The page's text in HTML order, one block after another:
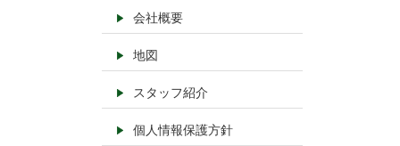
会社概要
地図
スタッフ紹介
個人情報保護方針